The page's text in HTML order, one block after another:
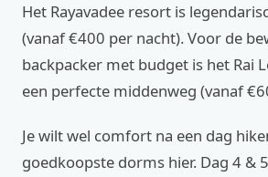
Het Rayavadee resort is
(vanaf €400 per nacht). Voor de
backpacker met budget is het Rai
een perfecte middenweg (vanaf
Je wilt wel comfort na een dag
goedkoopste dorms hier. Dag 4 &